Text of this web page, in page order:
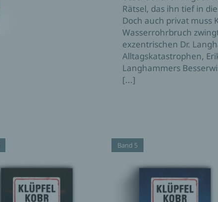
Rätsel, das ihn tief in
Doch auch privat muss
Wasserrohrbruch
exzentrischen Dr.
Alltagskatastrophen,
Langhammers
[...]
Band 5